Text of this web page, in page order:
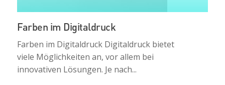
Farben im Digitaldruck
Farben im Digitaldruck Digitaldruck bietet
viele Möglichkeiten an, vor allem bei
innovativen Lösungen. Je nach...